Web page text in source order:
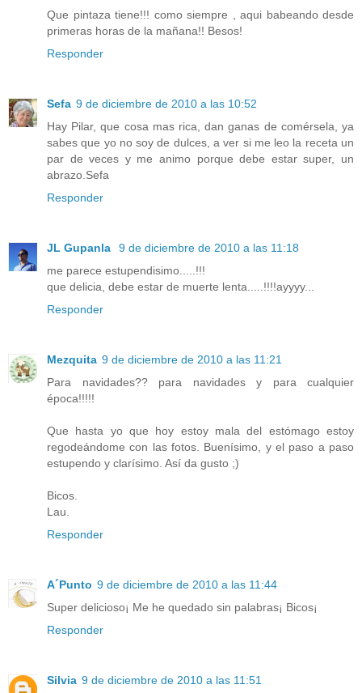
Que pintaza tiene!!! como siempre , aqui babeando desde
primeras horas de la mañana!! Besos!
Responder
Sefa 9 de diciembre de 2010 a las 10:52
Hay Pilar, que cosa mas rica, dan ganas de comérsela, ya
sabes que yo no soy de dulces, a ver si me leo la receta un
par de veces y me animo porque debe estar super, un
abrazo.Sefa
Responder
JL Gupanla
9 de diciembre de 2010 a las 11:18
me parece estupendisimo.....!!!
que delicia, debe estar de muerte lenta.....!!!!ayyyy...
Responder
Mezquita 9 de diciembre de 2010 a las 11:21
Para navidades?? para navidades y para cualquier
época!!!!!
Que hasta yo que hoy estoy mala del estómago estoy
regodeándome con las fotos. Buenísimo, y el paso a paso
estupendo y clarísimo. Así da gusto ;)
Bicos.
Lau.
Responder
A´Punto 9 de diciembre de 2010 a las 11:44
Super delicioso¡ Me he quedado sin palabras¡ Bicos¡
Responder
Silvia 9 de diciembre de 2010 a las 11:51